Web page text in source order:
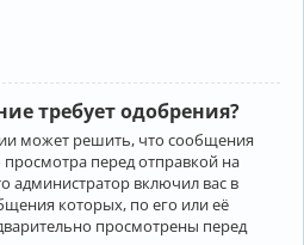
требует одобрения?
может решить, что сообщения
перед отправкой на
администратор включил вас в
которых, по его или её
просмотрены перед